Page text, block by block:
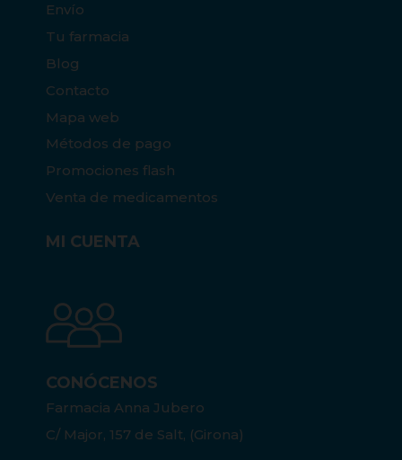
Envío
Tu farmacia
Blog
Contacto
Mapa web
Métodos de pago
Promociones flash
Venta de medicamentos
MI CUENTA
CONÓCENOS
Farmacia Anna Jubero
C/ Major, 157 de Salt, (Girona)